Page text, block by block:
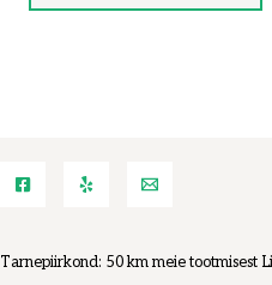
Tarnepiirkond: 50 km meie tootmisest